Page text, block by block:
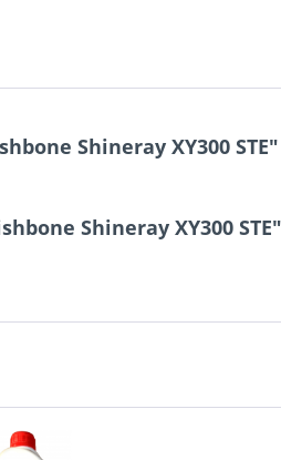
Shineray XY300 STE"
Shineray XY300 STE"